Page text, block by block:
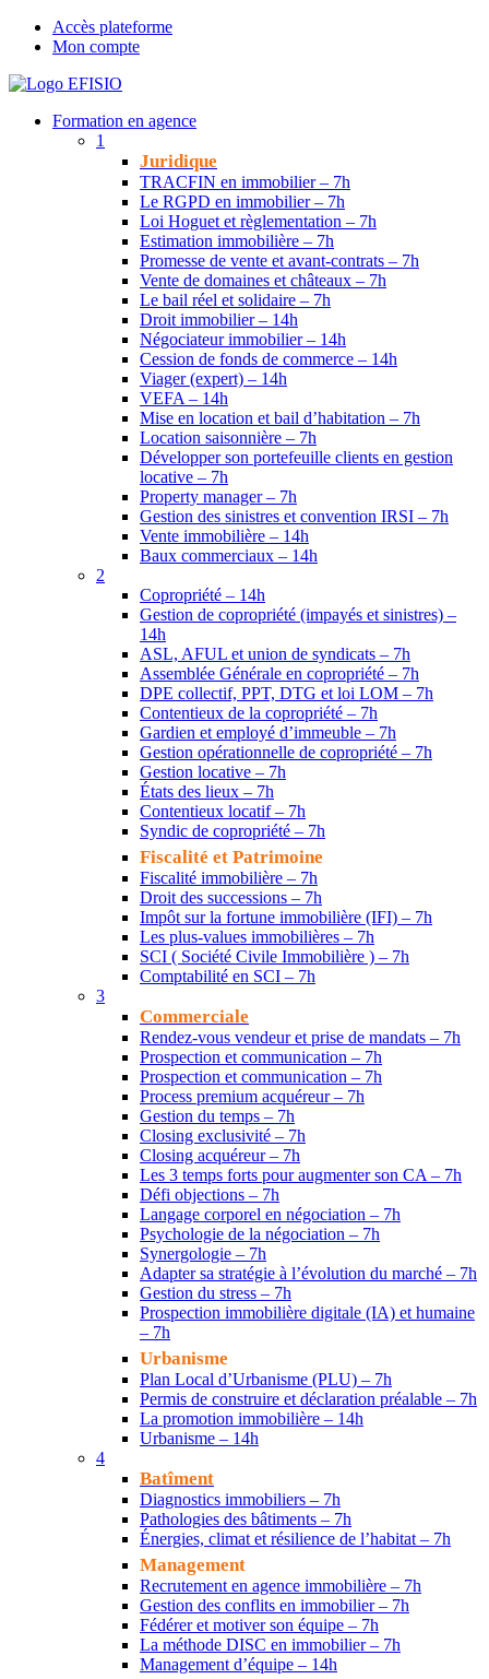
Accès plateforme
Mon compte
Formation en agence
1
Juridique
TRACFIN en immobilier – 7h
Le RGPD en immobilier – 7h
Loi Hoguet et règlementation – 7h
Estimation immobilière – 7h
Promesse de vente et avant-contrats – 7h
Vente de domaines et châteaux – 7h
Le bail réel et solidaire – 7h
Droit immobilier – 14h
Négociateur immobilier – 14h
Cession de fonds de commerce – 14h
Viager (expert) – 14h
VEFA – 14h
Mise en location et bail d’habitation – 7h
Location saisonnière – 7h
Développer son portefeuille clients en gestion
locative – 7h
Property manager – 7h
Gestion des sinistres et convention IRSI – 7h
Vente immobilière – 14h
Baux commerciaux – 14h
2
Copropriété – 14h
Gestion de copropriété (impayés et sinistres) –
14h
ASL, AFUL et union de syndicats – 7h
Assemblée Générale en copropriété – 7h
DPE collectif, PPT, DTG et loi LOM – 7h
Contentieux de la copropriété – 7h
Gardien et employé d’immeuble – 7h
Gestion opérationnelle de copropriété – 7h
Gestion locative – 7h
États des lieux – 7h
Contentieux locatif – 7h
Syndic de copropriété – 7h
Fiscalité et Patrimoine
Fiscalité immobilière – 7h
Droit des successions – 7h
Impôt sur la fortune immobilière (IFI) – 7h
Les plus-values immobilières – 7h
SCI ( Société Civile Immobilière ) – 7h
Comptabilité en SCI – 7h
3
Commerciale
Rendez-vous vendeur et prise de mandats – 7h
Prospection et communication – 7h
Prospection et communication – 7h
Process premium acquéreur – 7h
Gestion du temps – 7h
Closing exclusivité – 7h
Closing acquéreur – 7h
Les 3 temps forts pour augmenter son CA – 7h
Défi objections – 7h
Langage corporel en négociation – 7h
Psychologie de la négociation – 7h
Synergologie – 7h
Adapter sa stratégie à l’évolution du marché – 7h
Gestion du stress – 7h
Prospection immobilière digitale (IA) et humaine
– 7h
Urbanisme
Plan Local d’Urbanisme (PLU) – 7h
Permis de construire et déclaration préalable – 7h
La promotion immobilière – 14h
Urbanisme – 14h
4
Batîment
Diagnostics immobiliers – 7h
Pathologies des bâtiments – 7h
Énergies, climat et résilience de l’habitat – 7h
Management
Recrutement en agence immobilière – 7h
Gestion des conflits en immobilier – 7h
Fédérer et motiver son équipe – 7h
La méthode DISC en immobilier – 7h
Management d’équipe – 14h